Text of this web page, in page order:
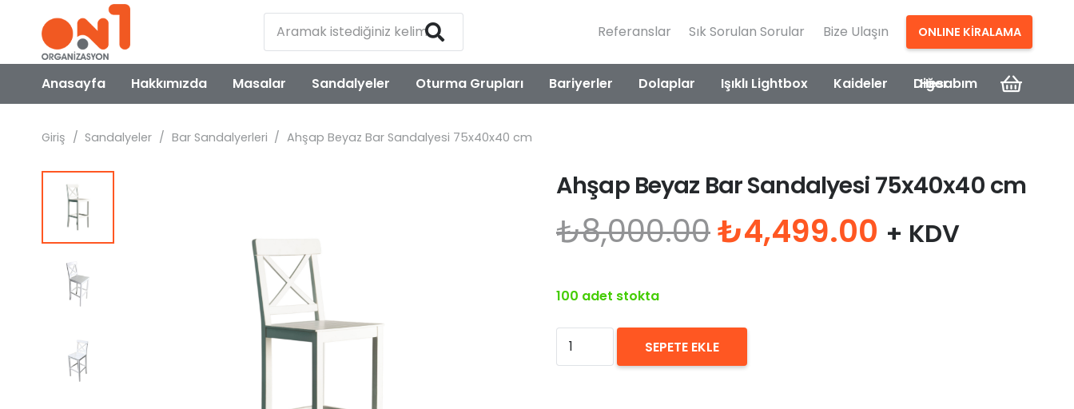
Referanslar Sık Sorulan Sorular Bize Ulaşın ONLINE KİRALAMA
Anasayfa Hakkımızda Masalar Sandalyeler Oturma Grupları Bariyerler Dolaplar Işıklı Lightbox Kaideler Diğer
Hesabım
Giriş / Sandalyeler / Bar Sandalyerleri / Ahşap Beyaz Bar Sandalyesi 75x40x40 cm
Ahşap Beyaz Bar Sandalyesi 75x40x40 cm
₺8,000.00Orijinal
fiyat:
₺4,499.00 Şu
andaki
+ KDV
100 adet stokta
Ahşap
Beyaz
SEPETE EKLE